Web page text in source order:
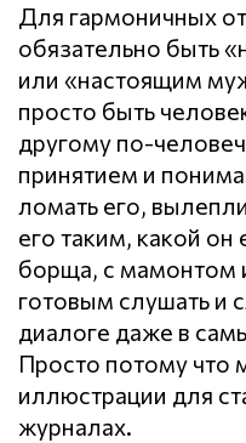
Для гармоничных
обязательно быть
или «настоящим
просто быть
другому по-
принятием и
ломать его,
его таким, какой
борща, с мамонтом
готовым слушать и
диалоге даже в
Просто потому
иллюстрации для
журналах.